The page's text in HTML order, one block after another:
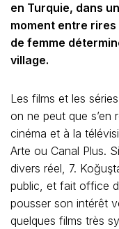
en Turquie, dans
moment entre rires
de femme
village.
Les films et les
on ne peut que s’en
cinéma et à la
Arte ou Canal Plus.
divers réel, 7.
public, et fait office
pousser son intérêt
quelques films très